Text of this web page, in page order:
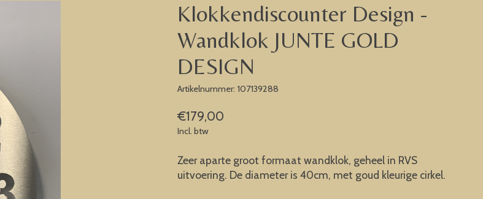
Klokkendiscounter Design -
Wandklok JUNTE GOLD
DESIGN
Artikelnummer: 107139288
€179,00
Incl. btw
Zeer aparte groot formaat wandklok, geheel in RVS
uitvoering. De diameter is 40cm, met goud kleurige cirkel.